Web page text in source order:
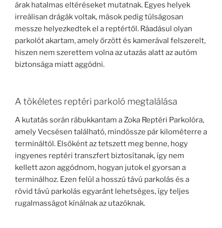
árak hatalmas eltéréseket mutatnak. Egyes helyek
irreálisan drágák voltak, mások pedig túlságosan
messze helyezkedtek el a reptértől. Ráadásul olyan
parkolót akartam, amely őrzött és kamerával felszerelt,
hiszen nem szerettem volna az utazás alatt az autóm
biztonsága miatt aggódni.
A tökéletes reptéri parkoló megtalálása
A kutatás során rábukkantam a Zoka Reptéri Parkolóra,
amely Vecsésen található, mindössze pár kilométerre a
termináltól. Elsőként az tetszett meg benne, hogy
ingyenes reptéri transzfert biztosítanak, így nem
kellett azon aggódnom, hogyan jutok el gyorsan a
terminálhoz. Ezen felül a hosszú távú parkolás és a
rövid távú parkolás egyaránt lehetséges, így teljes
rugalmasságot kínálnak az utazóknak.